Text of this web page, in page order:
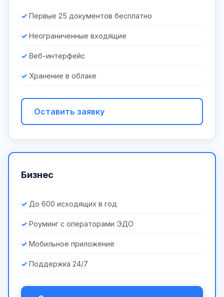
Первые 25 документов бесплатно
Неограниченные входящие
Веб-интерфейс
Хранение в облаке
Оставить заявку
Бизнес
До 600 исходящих в год
Роуминг с операторами ЭДО
Мобильное приложение
Поддержка 24/7